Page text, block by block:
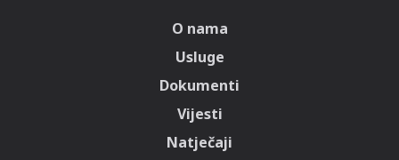
O nama
Usluge
Dokumenti
Vijesti
Natječaji